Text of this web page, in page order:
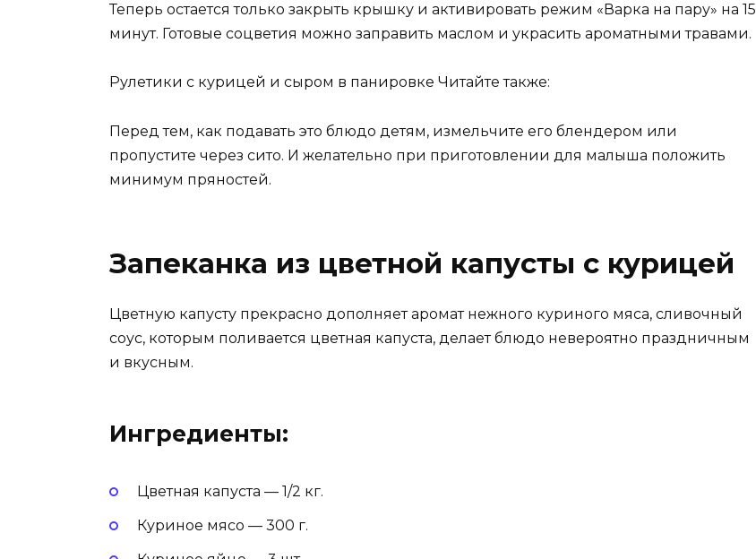
Теперь остается только закрыть крышку и активировать режим «Варка на пару» на 15
минут. Готовые соцветия можно заправить маслом и украсить ароматными травами.
Рулетики с курицей и сыром в панировке Читайте также:
Перед тем, как подавать это блюдо детям, измельчите его блендером или
пропустите через сито. И желательно при приготовлении для малыша положить
минимум пряностей.
Запеканка из цветной капусты с курицей
Цветную капусту прекрасно дополняет аромат нежного куриного мяса, сливочный
соус, которым поливается цветная капуста, делает блюдо невероятно праздничным
и вкусным.
Ингредиенты:
Цветная капуста — 1/2 кг.
Куриное мясо — 300 г.